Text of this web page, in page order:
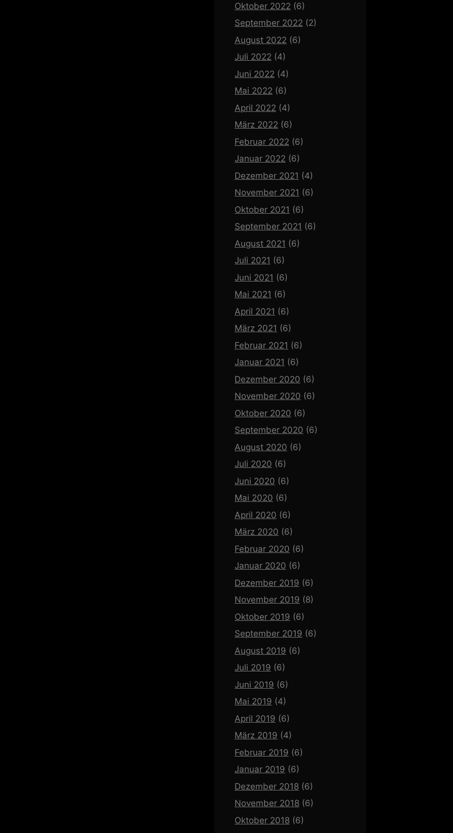
Oktober 2022 (6)
September 2022 (2)
August 2022 (6)
Juli 2022 (4)
Juni 2022 (4)
Mai 2022 (6)
April 2022 (4)
März 2022 (6)
Februar 2022 (6)
Januar 2022 (6)
Dezember 2021 (4)
November 2021 (6)
Oktober 2021 (6)
September 2021 (6)
August 2021 (6)
Juli 2021 (6)
Juni 2021 (6)
Mai 2021 (6)
April 2021 (6)
März 2021 (6)
Februar 2021 (6)
Januar 2021 (6)
Dezember 2020 (6)
November 2020 (6)
Oktober 2020 (6)
September 2020 (6)
August 2020 (6)
Juli 2020 (6)
Juni 2020 (6)
Mai 2020 (6)
April 2020 (6)
März 2020 (6)
Februar 2020 (6)
Januar 2020 (6)
Dezember 2019 (6)
November 2019 (8)
Oktober 2019 (6)
September 2019 (6)
August 2019 (6)
Juli 2019 (6)
Juni 2019 (6)
Mai 2019 (4)
April 2019 (6)
März 2019 (4)
Februar 2019 (6)
Januar 2019 (6)
Dezember 2018 (6)
November 2018 (6)
Oktober 2018 (6)